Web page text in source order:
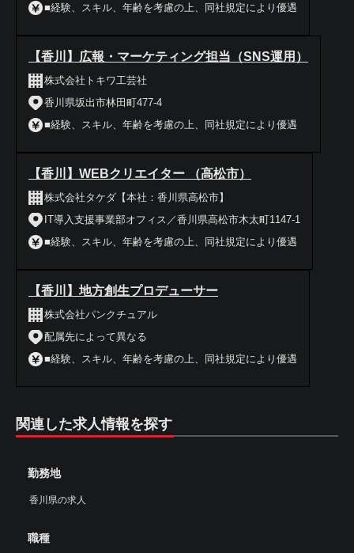
■経験、スキル、年齢を考慮の上、同社規定により優遇
【香川】広報・マーケティング担当（SNS運用）
株式会社トキワ工芸社
香川県坂出市林田町477-4
■経験、スキル、年齢を考慮の上、同社規定により優遇
【香川】WEBクリエイター （高松市）
株式会社タケダ【本社：香川県高松市】
IT導入支援事業部オフィス／香川県高松市木太町1147-1
■経験、スキル、年齢を考慮の上、同社規定により優遇
【香川】地方創生プロデューサー
株式会社パンクチュアル
配属先によって異なる
■経験、スキル、年齢を考慮の上、同社規定により優遇
関連した求人情報を探す
勤務地
香川県の求人
職種